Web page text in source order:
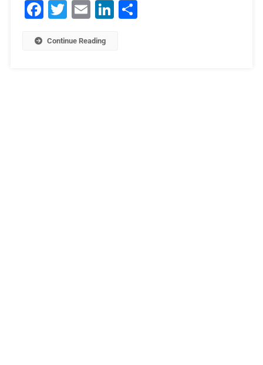
Facebook
Twitter Email LinkedIn
Continue Reading